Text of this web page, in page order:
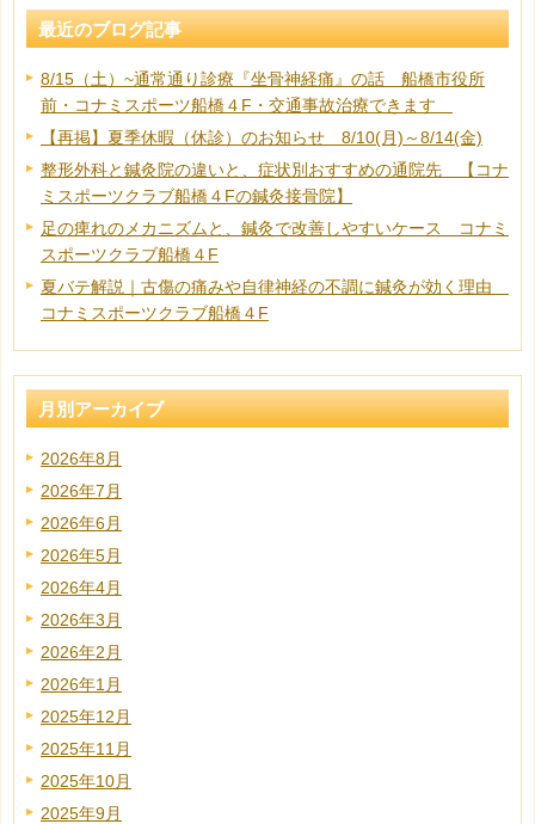
最近のブログ記事
8/15（土）~通常通り診療『坐骨神経痛』の話 船橋市役所
前・コナミスポーツ船橋４F・交通事故治療できます
【再掲】夏季休暇（休診）のお知らせ 8/10(月)～8/14(金)
整形外科と鍼灸院の違いと、症状別おすすめの通院先 【コナ
ミスポーツクラブ船橋４Fの鍼灸接骨院】
足の痺れのメカニズムと、鍼灸で改善しやすいケース コナミ
スポーツクラブ船橋４F
夏バテ解説｜古傷の痛みや自律神経の不調に鍼灸が効く理由
コナミスポーツクラブ船橋４F
月別アーカイブ
2026年8月
2026年7月
2026年6月
2026年5月
2026年4月
2026年3月
2026年2月
2026年1月
2025年12月
2025年11月
2025年10月
2025年9月